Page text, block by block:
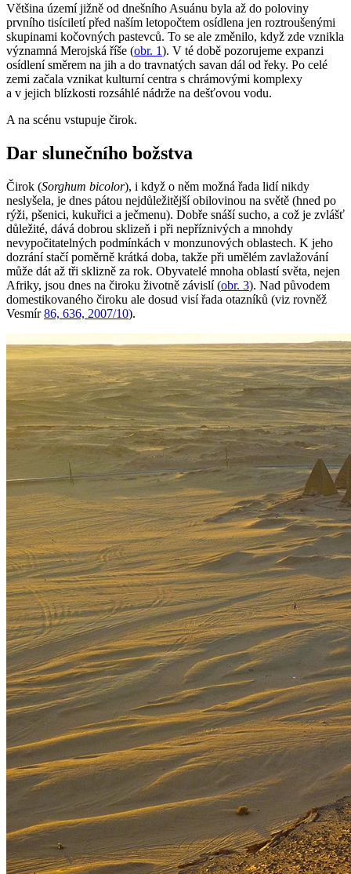
Většina území jižně od dnešního Asuánu byla až do poloviny
prvního tisíciletí před naším letopočtem osídlena jen roztroušenými
skupinami kočovných pastevců. To se ale změnilo, když zde vznikla
významná Merojská říše (obr. 1). V té době pozorujeme expanzi
osídlení směrem na jih a do travnatých savan dál od řeky. Po celé
zemi začala vznikat kulturní centra s chrámovými komplexy
a v jejich blízkosti rozsáhlé nádrže na dešťovou vodu.
A na scénu vstupuje čirok.
Dar slunečního božstva
Čirok (Sorghum bicolor), i když o něm možná řada lidí nikdy
neslyšela, je dnes pátou nejdůležitější obilovinou na světě (hned po
rýži, pšenici, kukuřici a ječmenu). Dobře snáší sucho, a což je zvlášť
důležité, dává dobrou sklizeň i při nepříznivých a mnohdy
nevypočitatelných podmínkách v monzunových oblastech. K jeho
dozrání stačí poměrně krátká doba, takže při umělém zavlažování
může dát až tři sklizně za rok. Obyvatelé mnoha oblastí světa, nejen
Afriky, jsou dnes na čiroku životně závislí (obr. 3). Nad původem
domestikovaného čiroku ale dosud visí řada otazníků (viz rovněž
Vesmír86, 636, 2007/10).